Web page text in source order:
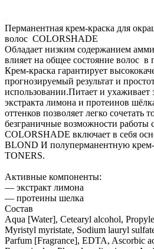
Перманентная крем-краска для
волос COLORSHADE
Обладает низким содержанием
влияет на общее состояние волос в
Крем-краска гарантирует
прогнозируемый результат и
использовании.Питает и ухаживает
экстракта лимона и протеинов
оттенков позволяет легко сочетать
безграничные возможности работы
COLORSHADE включает в себя
BLOND И полуперманентную
TONERS.
Активные компоненты:
— экстракт лимона
— протеины шелка
Состав
Aqua [Water], Cetearyl alcohol,
Myristyl myristate, Sodium lauryl
Parfum [Fragrance], EDTA, Ascorbic